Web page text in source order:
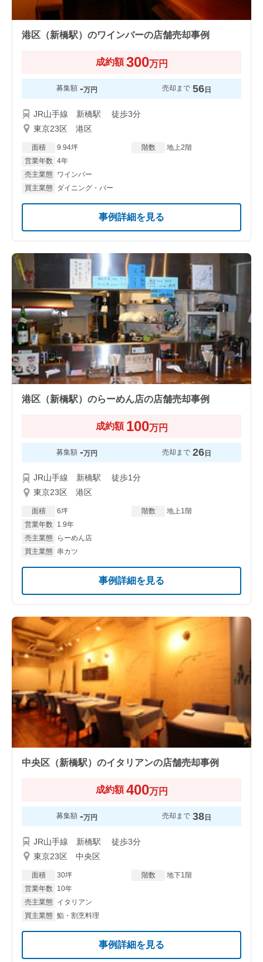
港区（新橋駅）のワインバーの店舗売却事例
成約額 300万円
募集額 -万円 売却まで 56日
JR山手線 新橋駅 徒歩3分
東京23区 港区
面積 9.94坪 階数
地上2階
営業年数 4年
売主業態
ワインバー
買主業態
ダイニング・バー
事例詳細を見る
港区（新橋駅）のらーめん店の店舗売却事例
成約額 100万円
募集額 -万円 売却まで 26日
JR山手線 新橋駅 徒歩1分
東京23区 港区
面積 6坪 階数
地上1階
営業年数
1.9年
売主業態
らーめん店
買主業態
串カツ
事例詳細を見る
中央区（新橋駅）のイタリアンの店舗売却事例
成約額 400万円
募集額 -万円 売却まで 38日
JR山手線 新橋駅 徒歩3分
東京23区 中央区
面積 30坪 階数
地下1階
営業年数
10年
売主業態
イタリアン
買主業態 鮨・割烹料理
事例詳細を見る